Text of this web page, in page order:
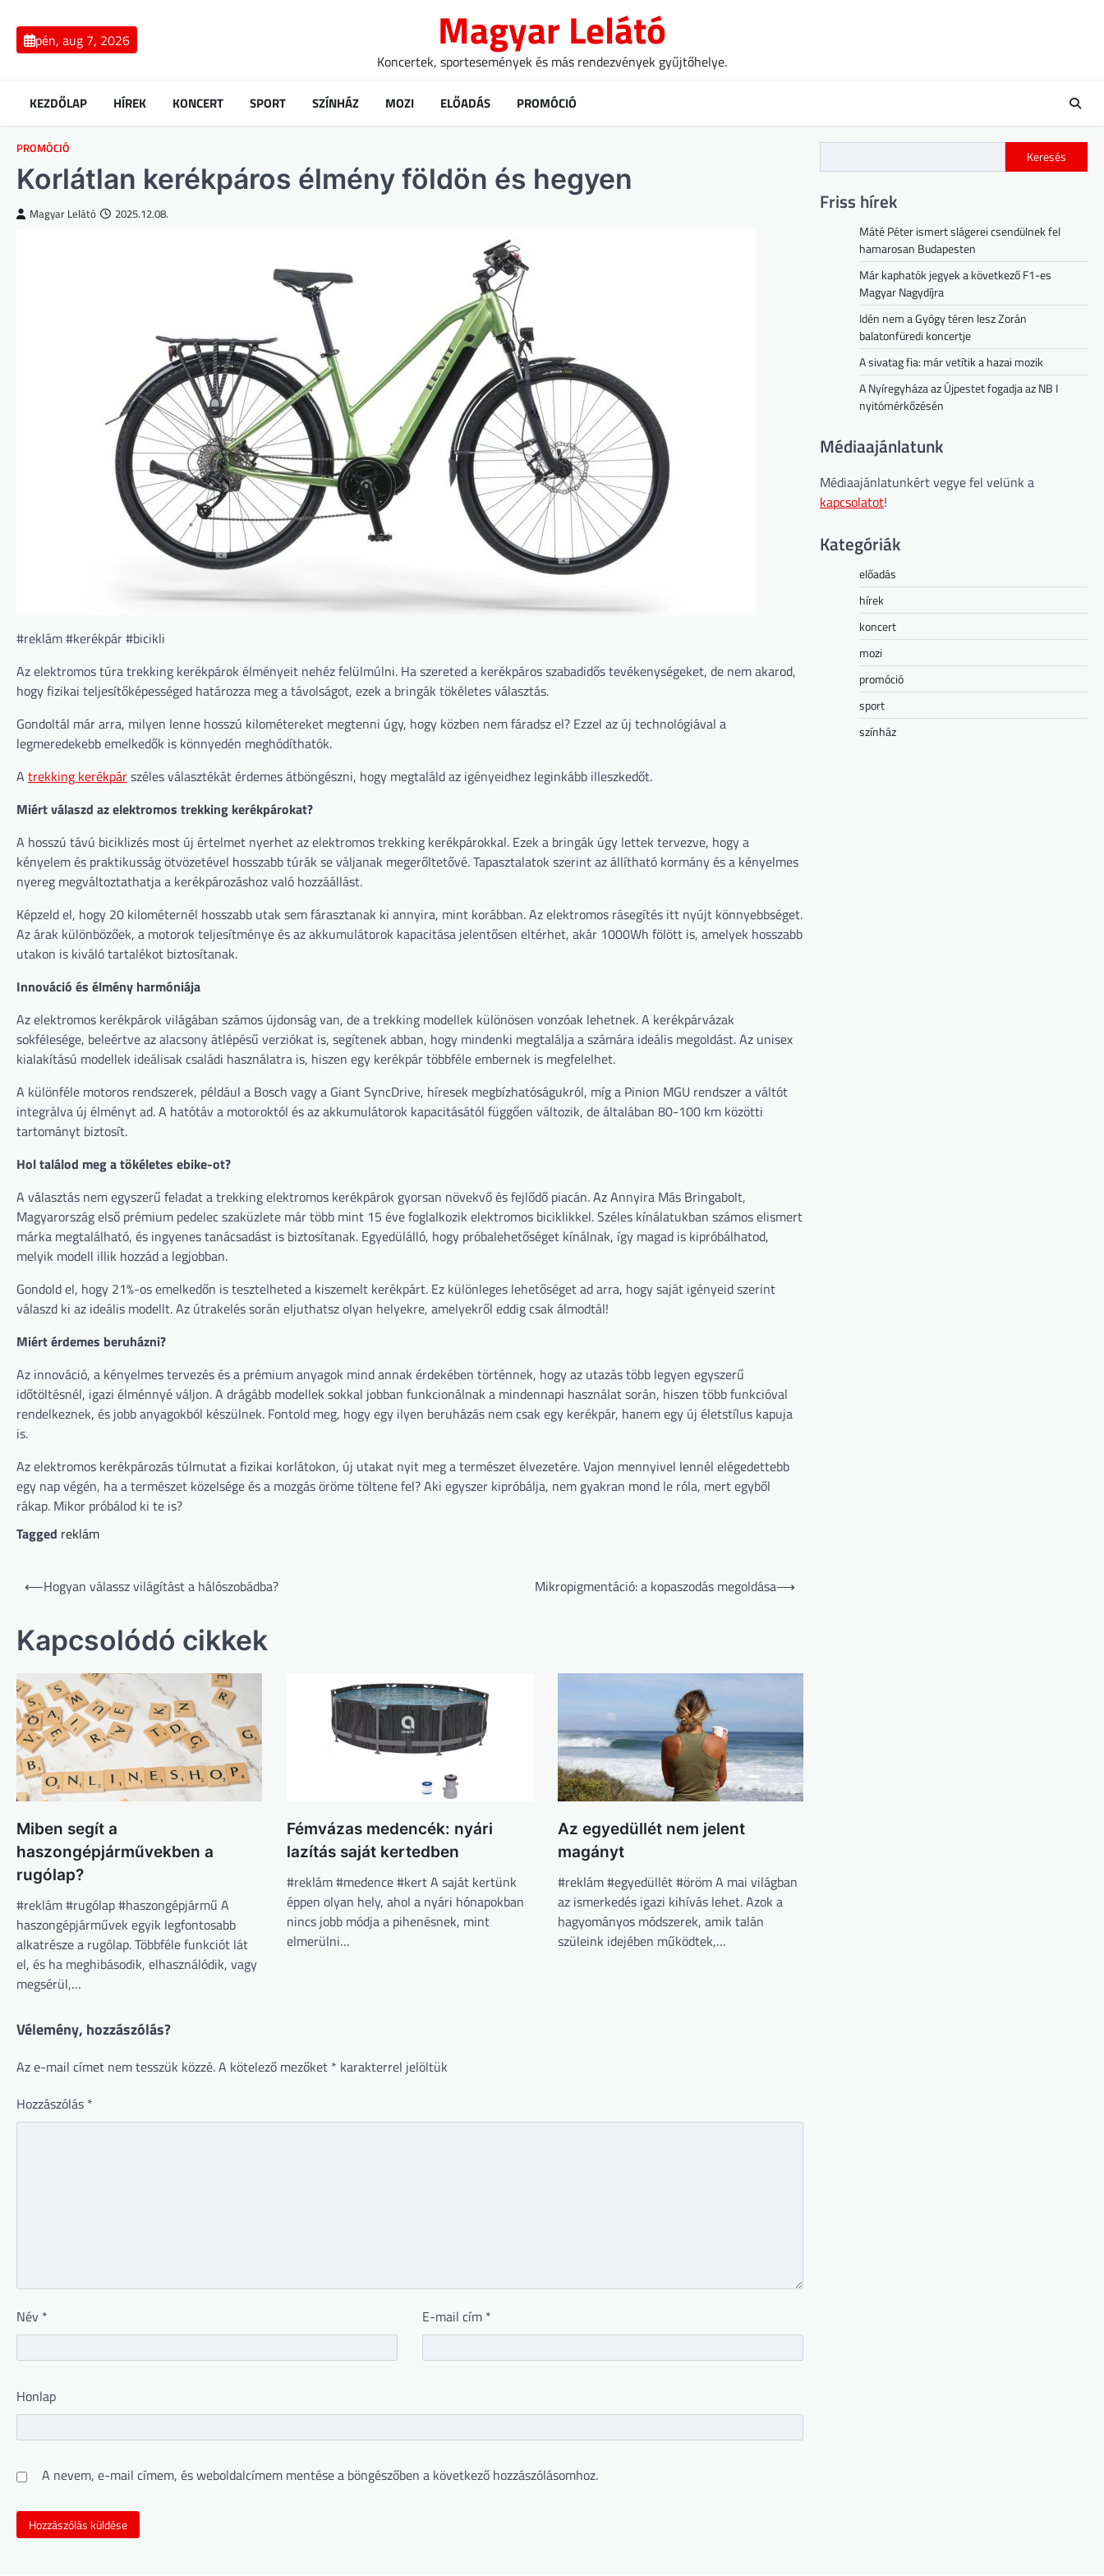
contentpén, aug 7, 2026 Magyar Lelátó
Koncertek, sportesemények és más rendezvények gyűjtőhelye.
KEZDŐLAP HÍREK KONCERT SPORT SZÍNHÁZ MOZI ELŐADÁS PROMÓCIÓ
PROMÓCIÓ
Korlátlan kerékpáros élmény földön és hegyen
Magyar Lelátó 2025.12.08.
#reklám #kerékpár #bicikli
Az elektromos túra trekking kerékpárok élményeit nehéz felülmúlni. Ha szereted a kerékpáros szabadidős tevékenységeket, de nem akarod,
hogy fizikai teljesítőképességed határozza meg a távolságot, ezek a bringák tökéletes választás.
Gondoltál már arra, milyen lenne hosszú kilométereket megtenni úgy, hogy közben nem fáradsz el? Ezzel az új technológiával a
legmeredekebb emelkedők is könnyedén meghódíthatók.
A trekking kerékpárszéles választékát érdemes átböngészni, hogy megtaláld az igényeidhez leginkább illeszkedőt.
Miért válaszd az elektromos trekking kerékpárokat?
A hosszú távú biciklizés most új értelmet nyerhet az elektromos trekking kerékpárokkal. Ezek a bringák úgy lettek tervezve, hogy a
kényelem és praktikusság ötvözetével hosszabb túrák se váljanak megerőltetővé. Tapasztalatok szerint az állítható kormány és a kényelmes
nyereg megváltoztathatja a kerékpározáshoz való hozzáállást.
Képzeld el, hogy 20 kilométernél hosszabb utak sem fárasztanak ki annyira, mint korábban. Az elektromos rásegítés itt nyújt könnyebbséget.
Az árak különbözőek, a motorok teljesítménye és az akkumulátorok kapacitása jelentősen eltérhet, akár 1000Wh fölött is, amelyek hosszabb
utakon is kiváló tartalékot biztosítanak.
Innováció és élmény harmóniája
Az elektromos kerékpárok világában számos újdonság van, de a trekking modellek különösen vonzóak lehetnek. A kerékpárvázak
sokfélesége, beleértve az alacsony átlépésű verziókat is, segítenek abban, hogy mindenki megtalálja a számára ideális megoldást. Az unisex
kialakítású modellek ideálisak családi használatra is, hiszen egy kerékpár többféle embernek is megfelelhet.
A különféle motoros rendszerek, például a Bosch vagy a Giant SyncDrive, híresek megbízhatóságukról, míg a Pinion MGU rendszer a váltót
integrálva új élményt ad. A hatótáv a motoroktól és az akkumulátorok kapacitásától függően változik, de általában 80-100 km közötti
tartományt biztosít.
Hol találod meg a tökéletes ebike-ot?
A választás nem egyszerű feladat a trekking elektromos kerékpárok gyorsan növekvő és fejlődő piacán. Az Annyira Más Bringabolt,
Magyarország első prémium pedelec szaküzlete már több mint 15 éve foglalkozik elektromos biciklikkel. Széles kínálatukban számos elismert
márka megtalálható, és ingyenes tanácsadást is biztosítanak. Egyedülálló, hogy próbalehetőséget kínálnak, így magad is kipróbálhatod,
melyik modell illik hozzád a legjobban.
Gondold el, hogy 21%-os emelkedőn is tesztelheted a kiszemelt kerékpárt. Ez különleges lehetőséget ad arra, hogy saját igényeid szerint
válaszd ki az ideális modellt. Az útrakelés során eljuthatsz olyan helyekre, amelyekről eddig csak álmodtál!
Miért érdemes beruházni?
Az innováció, a kényelmes tervezés és a prémium anyagok mind annak érdekében történnek, hogy az utazás több legyen egyszerű
időtöltésnél, igazi élménnyé váljon. A drágább modellek sokkal jobban funkcionálnak a mindennapi használat során, hiszen több funkcióval
rendelkeznek, és jobb anyagokból készülnek. Fontold meg, hogy egy ilyen beruházás nem csak egy kerékpár, hanem egy új életstílus kapuja
is.
Az elektromos kerékpározás túlmutat a fizikai korlátokon, új utakat nyit meg a természet élvezetére. Vajon mennyivel lennél elégedettebb
egy nap végén, ha a természet közelsége és a mozgás öröme töltene fel? Aki egyszer kipróbálja, nem gyakran mond le róla, mert egyből
rákap. Mikor próbálod ki te is?
Tagged reklám
Bejegyzés
⟵Hogyan válassz világítást a hálószobádba? Mikropigmentáció: a kopaszodás megoldása⟶
Kapcsolódó cikkek
Miben segít a
haszongépjárművekben a
rugólap?
#reklám #rugólap #haszongépjármű A
haszongépjárművek egyik legfontosabb
alkatrésze a rugólap. Többféle funkciót lát
el, és ha meghibásodik, elhasználódik, vagy
megsérül,…
Fémvázas medencék: nyári
lazítás saját kertedben
#reklám #medence #kert A saját kertünk
éppen olyan hely, ahol a nyári hónapokban
nincs jobb módja a pihenésnek, mint
elmerülni…
Az egyedüllét nem jelent
magányt
#reklám #egyedüllét #öröm A mai világban
az ismerkedés igazi kihívás lehet. Azok a
hagyományos módszerek, amik talán
szüleink idejében működtek,…
Vélemény, hozzászólás?
Az e-mail címet nem tesszük közzé.A kötelező mezőket * karakterrel jelöltük
Hozzászólás *
Név * E-mail cím *
Honlap
A nevem, e-mail címem, és weboldalcímem mentése a böngészőben a következő hozzászólásomhoz.
Keresés
Friss hírek
Máté Péter ismert slágerei csendülnek fel
hamarosan Budapesten
Már kaphatók jegyek a következő F1-es
Magyar Nagydíjra
Idén nem a Gyógy téren lesz Zorán
balatonfüredi koncertje
A sivatag fia: már vetítik a hazai mozik
A Nyíregyháza az Újpestet fogadja az NB I
nyitómérkőzésén
Médiaajánlatunk
Médiaajánlatunkért vegye fel velünk a
kapcsolatot!
Kategóriák
előadás
hírek
koncert
mozi
promóció
sport
színház